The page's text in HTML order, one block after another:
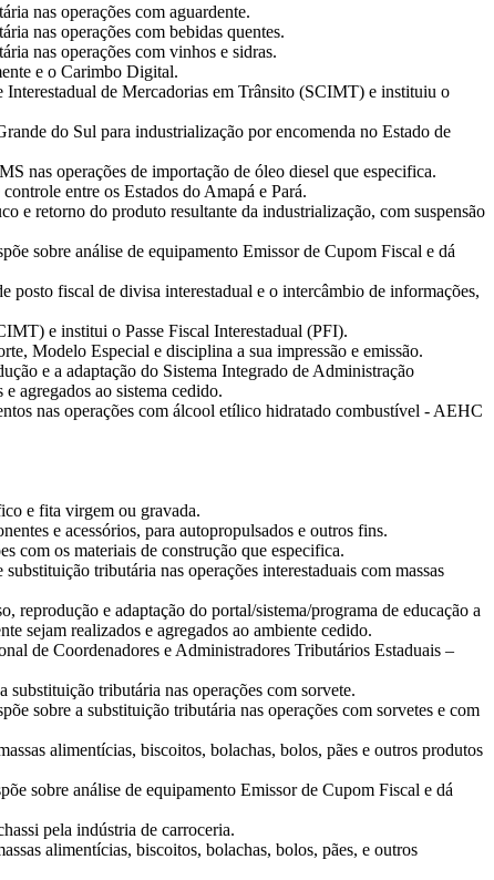
nas operações com aguardente.
nas operações com bebidas quentes.
nas operações com vinhos e sidras.
e o Carimbo Digital.
de Mercadorias em Trânsito (SCIMT) e instituiu o
do Sul para industrialização por encomenda no Estado de
nas operações de importação de óleo diesel que especifica.
entre os Estados do Amapá e Pará.
e retorno do produto resultante da industrialização, com suspensão
sobre análise de equipamento Emissor de Cupom Fiscal e dá
posto fiscal de divisa interestadual e o intercâmbio de informações,
e institui o Passe Fiscal Interestadual (PFI).
Modelo Especial e disciplina a sua impressão e emissão.
e a adaptação do Sistema Integrado de Administração
agregados ao sistema cedido.
nas operações com álcool etílico hidratado combustível - AEHC
e fita virgem ou gravada.
e acessórios, para autopropulsados e outros fins.
com os materiais de construção que especifica.
tributária nas operações interestaduais com massas
e adaptação do portal/sistema/programa de educação a
sejam realizados e agregados ao ambiente cedido.
de Coordenadores e Administradores Tributários Estaduais –
tributária nas operações com sorvete.
sobre a substituição tributária nas operações com sorvetes e com
alimentícias, biscoitos, bolachas, bolos, pães e outros produtos
sobre análise de equipamento Emissor de Cupom Fiscal e dá
pela indústria de carroceria.
alimentícias, biscoitos, bolachas, bolos, pães, e outros